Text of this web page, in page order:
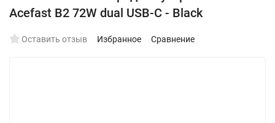
Acefast B2 72W dual USB-C - Black
Оставить отзыв Избранное Сравнение